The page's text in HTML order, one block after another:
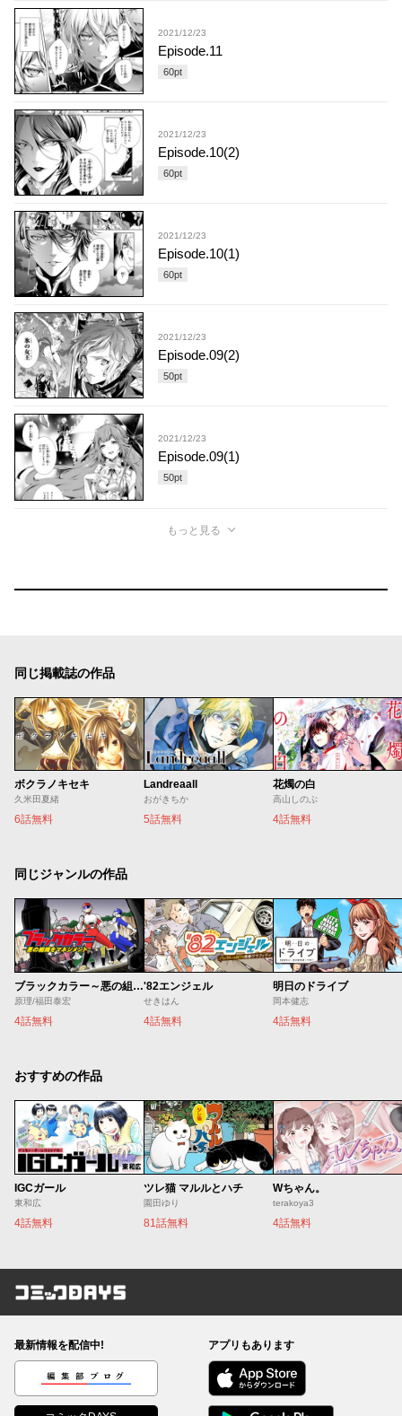
2021/12/23
Episode.11
60pt
2021/12/23
Episode.10(2)
60pt
2021/12/23
Episode.10(1)
60pt
2021/12/23
Episode.09(2)
50pt
2021/12/23
Episode.09(1)
50pt
もっと見る
同じ掲載誌の作品
ボクラノキセキ
久米田夏緒
6話無料
Landreaall
おがきちか
5話無料
花燭の白
高山しのぶ
4話無料
同じジャンルの作品
ブラックカラー～悪の組織をマネジメント～
原理/福田泰宏
4話無料
'82エンジェル
せきはん
4話無料
明日のドライブ
岡本健志
4話無料
おすすめの作品
IGCガール
東和広
4話無料
ツレ猫 マルルとハチ
園田ゆり
81話無料
Wちゃん。
terakoya3
4話無料
コミックDAYS
最新情報を配信中!
編集部ブログ
アプリもあります